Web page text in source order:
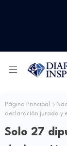
Página Principal
declaración jurada y
Solo 27